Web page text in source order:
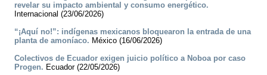
revelar su impacto ambiental y consumo energético.
Internacional (23/06/2026)
“¡Aquí no!”: indígenas mexicanos bloquearon la entrada de una
planta de amoníaco. México (16/06/2026)
Colectivos de Ecuador exigen juicio político a Noboa por caso
Progen. Ecuador (22/05/2026)